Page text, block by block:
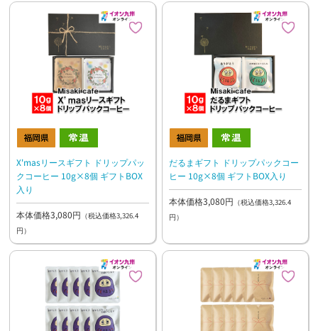
X'masリースギフト ドリップパッ
クコーヒー 10g×8個 ギフトBOX
入り
本体価格3,080円 （税込価格3,326.4
円）
だるまギフト ドリップパックコー
ヒー 10g×8個 ギフトBOX入り
本体価格3,080円 （税込価格3,326.4
円）